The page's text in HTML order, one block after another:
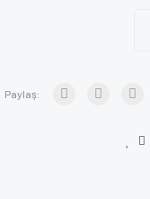
Paylaş: